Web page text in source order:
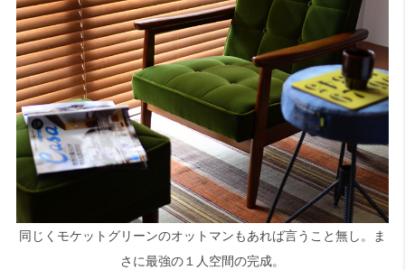
同じくモケットグリーンのオットマンもあれば言うこと無し。ま
さに最強の１人空間の完成。